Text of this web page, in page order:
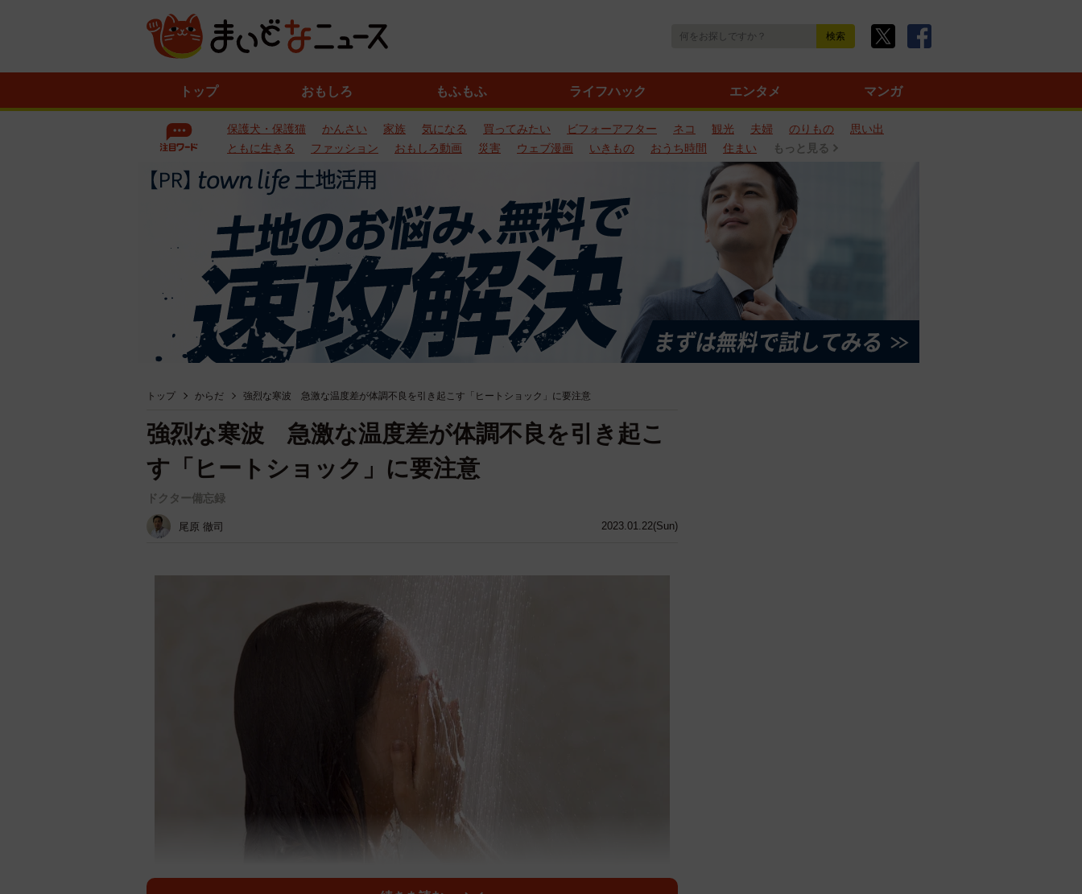
トップ おもしろ もふもふ ライフハック エンタメ マンガ
保護犬・保護猫 かんさい 家族 気になる 買ってみたい ビフォーアフター ネコ 観光 夫婦 のりもの
思い出
ともに生きる
ファッション おもしろ動画 災害 ウェブ漫画 いきもの おうち時間 住まい もっと見る
トップ からだ 強烈な寒波 急激な温度差が体調不良を引き起こす「ヒートショック」に要注意
2023.01.22(Sun)
強烈な寒波 急激な温度差が体調不良を引き起こ
す「ヒートショック」に要注意
ドクター備忘録
尾原 徹司